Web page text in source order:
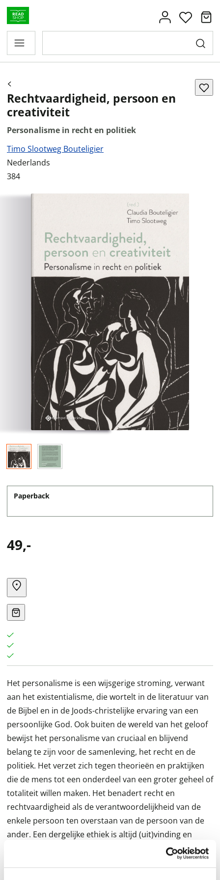
Rechtvaardigheid, persoon en
creativiteit
Personalisme in recht en politiek
Timo Slootweg Bouteligier
Nederlands
384
Paperback
49,-
Het personalisme is een wijsgerige stroming, verwant
aan het existentialisme, die wortelt in de literatuur van
de Bijbel en in de Joods-christelijke ervaring van een
persoonlijke God. Ook buiten de wereld van het geloof
bewijst het personalisme van cruciaal en blijvend
belang te zijn voor de samenleving, het recht en de
politiek. Het verzet zich tegen theorieën en praktijken
die de mens tot een onderdeel van een groter geheel of
totaliteit willen maken. Het benadert recht en
rechtvaardigheid als de verantwoordelijkheid van de
enkele persoon ten overstaan van de persoon van de
ander. Een dergelijke ethiek is altijd (uit)vinding en
schepping. Zoeken naar rechtvaardigheid in moraal,
politiek en recht kent een kunstzinnige en creatieve